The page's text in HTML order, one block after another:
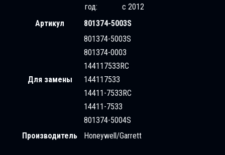
год:
с 2012
Артикул
801374-5003S
Для замены
801374-5003S
801374-0003
144117533RC
144117533
14411-7533RC
14411-7533
801374-5004S
Производитель
Honeywell/Garrett